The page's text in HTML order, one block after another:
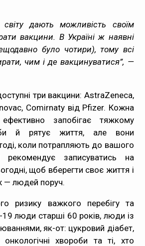
світу дають можливість своїм
вакцини. В Україні ж наявні
було чотири), тому всі
чим і де вакцинуватися”, —
три вакцини: AstraZeneca,
Comirnaty від Pfizer. Кожна
запобігає тяжкому
й рятує життя, але вони
коли потрапляють до вашого
рекомендує записуватись на
щоб вберегти своє життя і
— людей поруч.
ризику важкого перебігу та
19 люди старші 60 років, люди із
як-от: цукровий діабет,
онкологічні хвороби та ті, хто